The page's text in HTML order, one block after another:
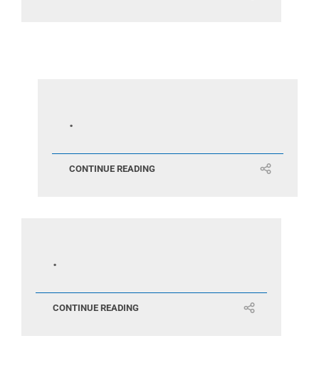
.
CONTINUE READING
.
CONTINUE READING